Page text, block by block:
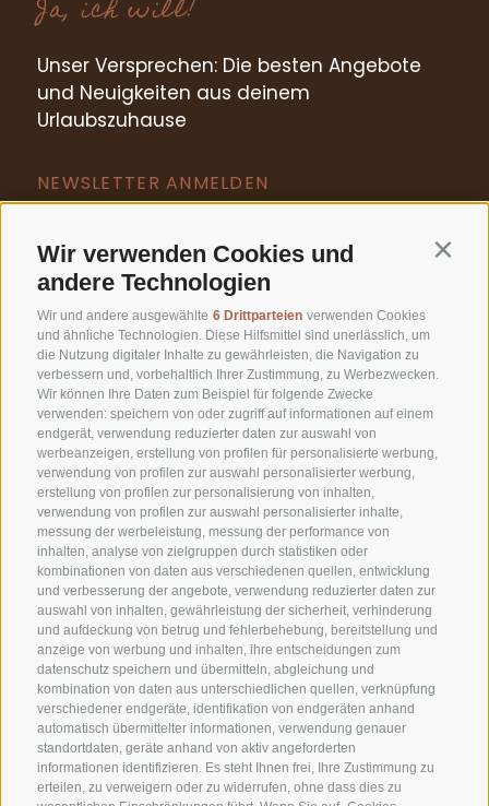
Wir verwenden Cookies und
andere Technologien
Wir und andere ausgewählte 6 Drittparteien verwenden Cookies
und ähnliche Technologien. Diese Hilfsmittel sind unerlässlich, um
die Nutzung digitaler Inhalte zu gewährleisten, die Navigation zu
verbessern und, vorbehaltlich Ihrer Zustimmung, zu Werbezwecken.
Wir können Ihre Daten zum Beispiel für folgende Zwecke
verwenden: speichern von oder zugriff auf informationen auf einem
endgerät, verwendung reduzierter daten zur auswahl von
werbeanzeigen, erstellung von profilen für personalisierte werbung,
verwendung von profilen zur auswahl personalisierter werbung,
erstellung von profilen zur personalisierung von inhalten,
verwendung von profilen zur auswahl personalisierter inhalte,
messung der werbeleistung, messung der performance von
inhalten, analyse von zielgruppen durch statistiken oder
kombinationen von daten aus verschiedenen quellen, entwicklung
und verbesserung der angebote, verwendung reduzierter daten zur
auswahl von inhalten, gewährleistung der sicherheit, verhinderung
und aufdeckung von betrug und fehlerbehebung, bereitstellung und
anzeige von werbung und inhalten, ihre entscheidungen zum
datenschutz speichern und übermitteln, abgleichung und
kombination von daten aus unterschiedlichen quellen, verknüpfung
verschiedener endgeräte, identifikation von endgeräten anhand
automatisch übermittelter informationen, verwendung genauer
standortdaten, geräte anhand von aktiv angeforderten
informationen identifizieren. Es steht Ihnen frei, Ihre Zustimmung zu
erteilen, zu verweigern oder zu widerrufen, ohne dass dies zu
T +39 0473 623302
info@residence-montani.com
Plafatweg 14-16
39021 Latsch-Italien
Ja, ich will!
Unser Versprechen: Die besten Angebote
und Neuigkeiten aus deinem
Urlaubszuhause
NEWSLETTER ANMELDEN